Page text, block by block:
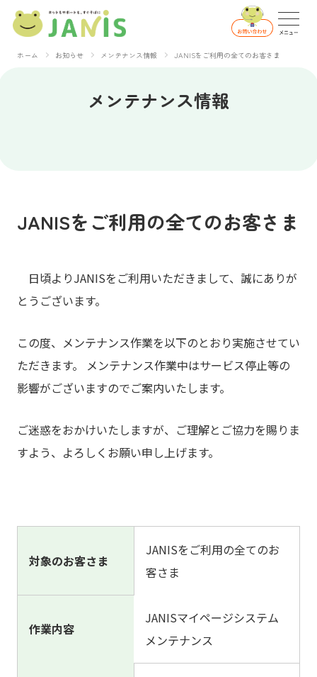
ホーム お知らせ メンテナンス情報 JANISをご利用の全てのお客さま
メンテナンス情報
JANISをご利用の全てのお客さま
日頃よりJANISをご利用いただきまして、誠にありが
とうございます。
この度、メンテナンス作業を以下のとおり実施させてい
ただきます。 メンテナンス作業中はサービス停止等の
影響がございますのでご案内いたします。
ご迷惑をおかけいたしますが、ご理解とご協力を賜りま
すよう、よろしくお願い申し上げます。
対象のお客さま
JANISをご利用の全てのお
客さま
作業内容
JANISマイページシステム
メンテナンス